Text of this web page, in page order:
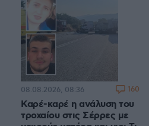
Καρέ-καρέ η ανάλυση του
τροχαίου στις Σέρρες με
08.08.2026, 08:36 160